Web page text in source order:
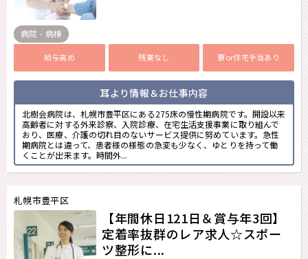
病院 - 病棟
給与高め 残業なし 寮or住宅手当あり
耳より情報＆お仕事内容
北樹会病院は、札幌市豊平区にある275床の慢性期病院です。開設以来
高齢者に対する外来診察、入院診療、在宅生活支援事業に取り組んで
おり、医療、介護の切れ目のないサービス提供に努めています。急性
期病院とは違って、患者様の様態の急変も少なく、ゆとりを持って働
くことが出来ます。時間外...
札幌市豊平区
【年間休日121日＆賞与年3回】
定着率抜群のレア求人☆スポー
ツ整形に...